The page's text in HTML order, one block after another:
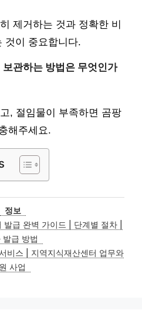
제거하는 것과 정확한 비
것이 중요합니다.
관하는 방법은 무엇인가
, 절임물이 부족하면 곰팡
해주세요.
카
테
고
리
정보
급 완벽 가이드 | 단계별 절차 |
발급 방법
비스 | 지역지식재산센터 업무와
사업